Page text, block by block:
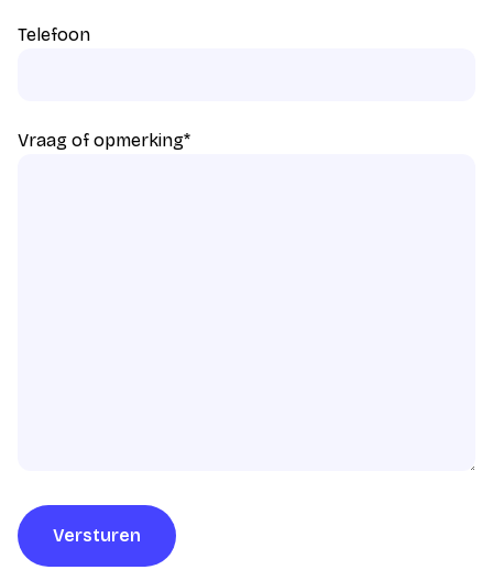
Telefoon
Vraag of opmerking*
Versturen